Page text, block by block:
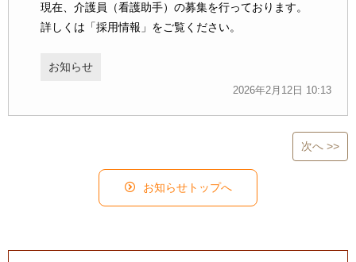
現在、介護員（看護助手）の募集を行っております。
詳しくは「採用情報」をご覧ください。
お知らせ
2026年2月12日 10:13
次へ >>
お知らせトップへ